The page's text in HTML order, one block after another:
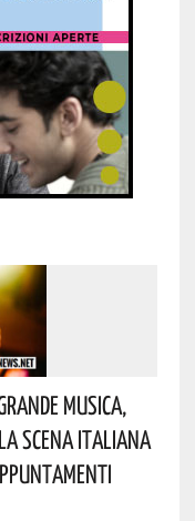
Musica,
Scena Italiana